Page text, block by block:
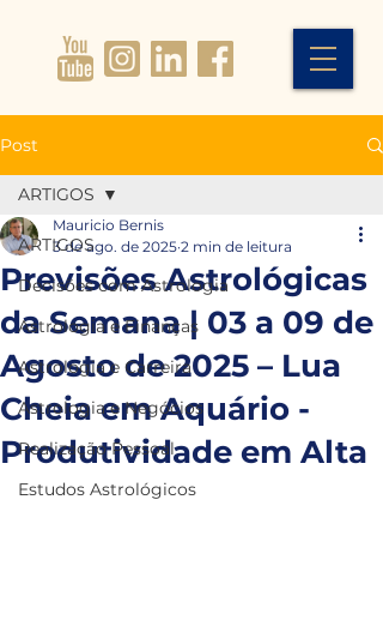
Post
ARTIGOS
Decisões com Astrologia
Astrologia e Finanças
Astrologia e Carreira
Astrologia e Negócios
Realização Pessoal
Estudos Astrológicos
ARTIGOS
Previsões Astrológicas
da Semana | 03 a 09 de
Agosto de 2025 – Lua
Cheia em Aquário -
Produtividade em Alta
Mauricio Bernis
3 de ago. de 2025 2 min de leitura